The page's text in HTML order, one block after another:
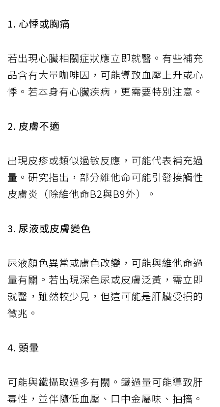
1. 心悸或胸痛
若出現心臟相關症狀應立即就醫。有些補充
品含有大量咖啡因，可能導致血壓上升或心
悸。若本身有心臟疾病，更需要特別注意。
2. 皮膚不適
出現皮疹或類似過敏反應，可能代表補充過
量。研究指出，部分維他命可能引發接觸性
皮膚炎（除維他命B2與B9外）。
3. 尿液或皮膚變色
尿液顏色異常或膚色改變，可能與維他命過
量有關。若出現深色尿或皮膚泛黃，需立即
就醫，雖然較少見，但這可能是肝臟受損的
徵兆。
4. 頭暈
可能與鐵攝取過多有關。鐵過量可能導致肝
毒性，並伴隨低血壓、口中金屬味、抽搐。